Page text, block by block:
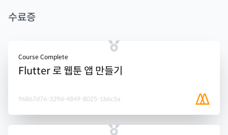
수료증
Course Complete
Flutter 로 웹툰 앱 만들기
96867d76-329d-4849-8025-1b6c5a